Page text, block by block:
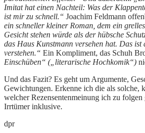
Imitat hat einen Nachteil: Was der
ist mir zu schnell.“ Joachim Feldmann
ein schneller kleiner Roman, dem ein
Gesicht stehen würde als der hübsche
das Haus Kunstmann versehen hat. Das ist
verstehen.“ Ein Kompliment, das Schuh
Einschüben“ („literarische Hochkomik“)
Und das Fazit? Es geht um Argumente,
Gewichtungen. Erkenne ich die als solche,
welcher Rezensentenmeinung ich zu
Irrtümer inklusive.
dpr